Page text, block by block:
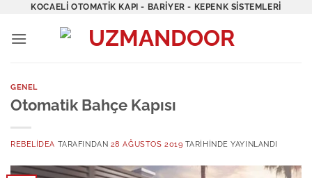
İçeriğeKOCAELI OTOMATIK KAPI - BARIYER - KEPENK SISTEMLERI
GENEL
Otomatik Bahçe Kapısı
REBELIDEA TARAFINDAN 28 AĞUSTOS 2019 TARIHINDE YAYINLANDI